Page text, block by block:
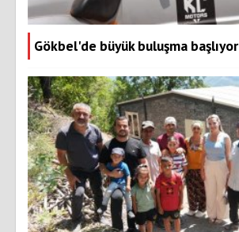
Gökbel'de büyük buluşma başlıyor